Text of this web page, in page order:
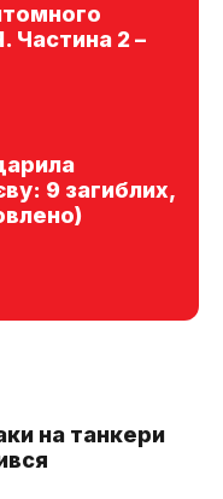
Частина 2 –
9 загиблих,
на танкери